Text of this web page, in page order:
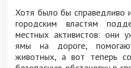
Хотя было бы справедливо
городским властям
местных активистов: они
ямы на дороге,
животных, а вот теперь